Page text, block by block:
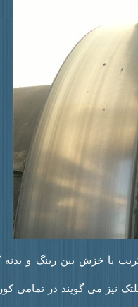
یا خزش بین رینگ و
نیز می گویند در تمامی